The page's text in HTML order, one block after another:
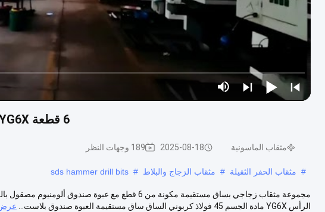
6 قطعة YG6X قطعة حفر زجاجية في صندوق الألومنيوم
مثقاب الماسونية 2025-08-18 189 وجهات النظر
# مثقاب الحفر الثقيلة # مثقاب الزجاج والبلاط #
sds hammer drill bits
مجموعة مثقاب زجاجي بساق مستقيمة مكونة من 6 قطع مع
الرأس YG6X مادة الجسم 45 فولاذ كربوني الساق ساق مستقيمة العبوة صندوق بلاست...
عرض